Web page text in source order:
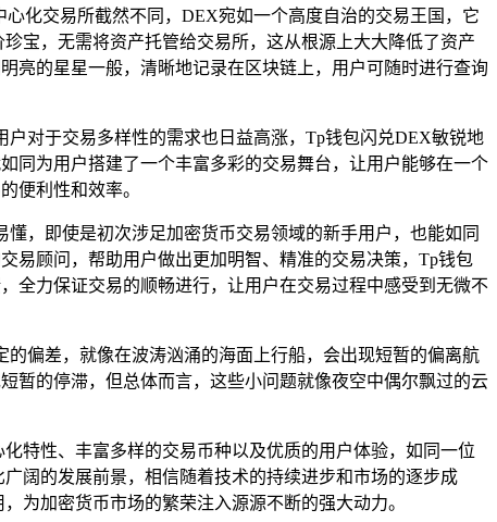
化交易所截然不同，DEX宛如一个高度自治的交易王国，它
宝，无需将资产托管给交易所，这从根源上大大降低了资产
亮的星星一般，清晰地记录在区块链上，用户可随时进行查询
对于交易多样性的需求也日益高涨，Tp钱包闪兑DEX敏锐地
同为用户搭建了一个丰富多彩的交易舞台，让用户能够在一个
便利性和效率。
，即使是初次涉足加密货币交易领域的新手用户，也能如同
易顾问，帮助用户做出更加明智、精准的交易决策，Tp钱包
全力保证交易的顺畅进行，让用户在交易过程中感受到无微不
偏差，就像在波涛汹涌的海面上行船，会出现短暂的偏离航
暂的停滞，但总体而言，这些小问题就像夜空中偶尔飘过的云
特性、丰富多样的交易币种以及优质的用户体验，如同一位
阔的发展前景，相信随着技术的持续进步和市场的逐步成
为加密货币市场的繁荣注入源源不断的强大动力。